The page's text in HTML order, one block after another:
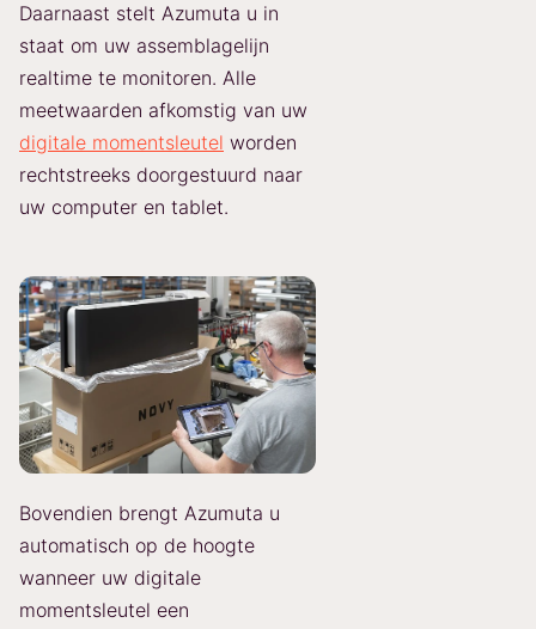
Daarnaast stelt Azumuta u in
staat om uw assemblagelijn
realtime te monitoren. Alle
meetwaarden afkomstig van uw
digitale momentsleutel worden
rechtstreeks doorgestuurd naar
uw computer en tablet.
Bovendien brengt Azumuta u
automatisch op de hoogte
wanneer uw digitale
momentsleutel een